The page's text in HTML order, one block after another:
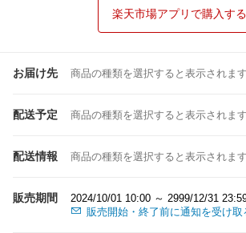
楽天市場アプリで購入する
お届け先 商品の種類を選択すると表示されます
配送予定 商品の種類を選択すると表示されます
配送情報 商品の種類を選択すると表示されます
販売期間
2024/10/01 10:00 ～ 2999/12/31
販売開始・終了前に通知を受け取